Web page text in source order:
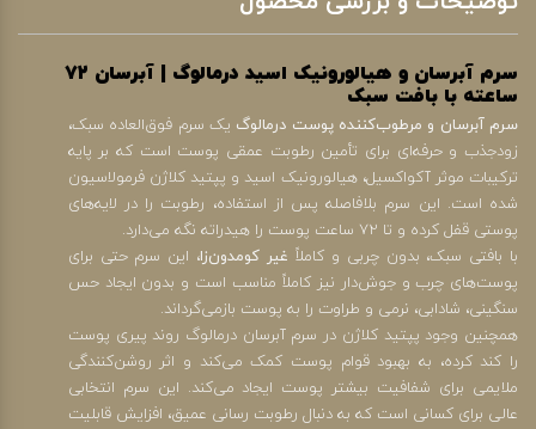
سرم آبرسان و هیالورونیک اسید درمالوگ | آبرسان ۷۲
ساعته با بافت سبک
سرم آبرسان و مرطوب‌کننده پوست درمالوگ یک سرم فوق‌العاده سبک،
زودجذب و حرفه‌ای برای تأمین رطوبت عمقی پوست است که بر پایه
ترکیبات موثر آکواکسیل، هیالورونیک اسید و پپتید کلاژن فرمولاسیون
شده است. این سرم بلافاصله پس از استفاده، رطوبت را در لایه‌های
پوستی قفل کرده و تا ۷۲ ساعت پوست را هیدراته نگه می‌دارد.
با بافتی سبک، بدون چربی و کاملاً غیر کومدون‌زا، این سرم حتی برای
پوست‌های چرب و جوش‌دار نیز کاملاً مناسب است و بدون ایجاد حس
سنگینی، شادابی، نرمی و طراوت را به پوست بازمی‌گرداند.
همچنین وجود پپتید کلاژن در سرم آبرسان درمالوگ روند پیری پوست
را کند کرده، به بهبود قوام پوست کمک می‌کند و اثر روشن‌کنندگی
ملایمی برای شفافیت بیشتر پوست ایجاد می‌کند. این سرم انتخابی
عالی برای کسانی است که به دنبال رطوبت رسانی عمیق، افزایش قابلیت